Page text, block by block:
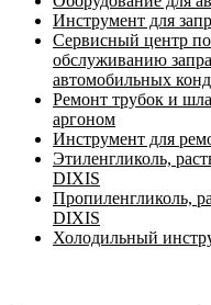
Инструмент для
Сервисный центр
обслуживанию
автомобильных
Ремонт трубок и
аргоном
Инструмент для
Этиленгликоль,
DIXIS
Пропиленгликоль,
DIXIS
Холодильный